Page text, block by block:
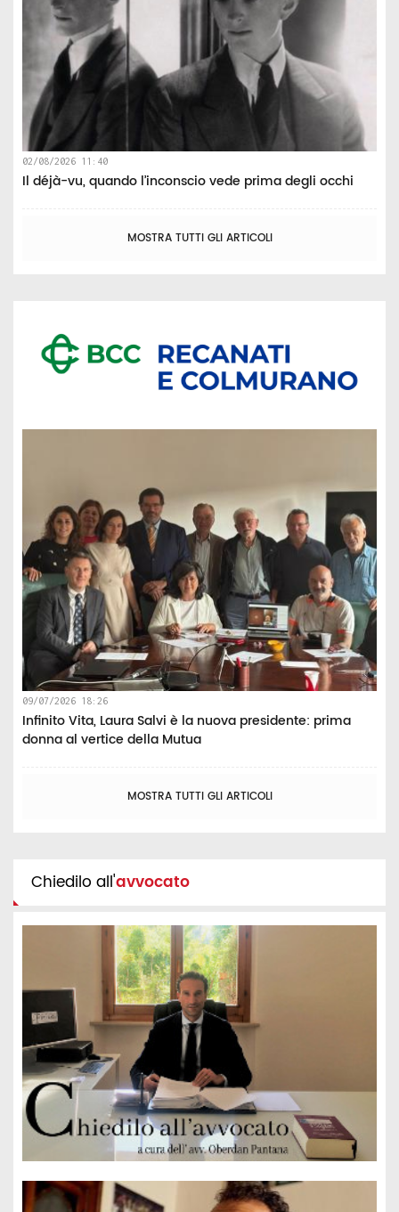
02/08/2026 11:40
Il déjà-vu, quando l’inconscio vede prima degli occhi
MOSTRA TUTTI GLI ARTICOLI
09/07/2026 18:26
Infinito Vita, Laura Salvi è la nuova presidente: prima
donna al vertice della Mutua
MOSTRA TUTTI GLI ARTICOLI
Chiedilo all'avvocato